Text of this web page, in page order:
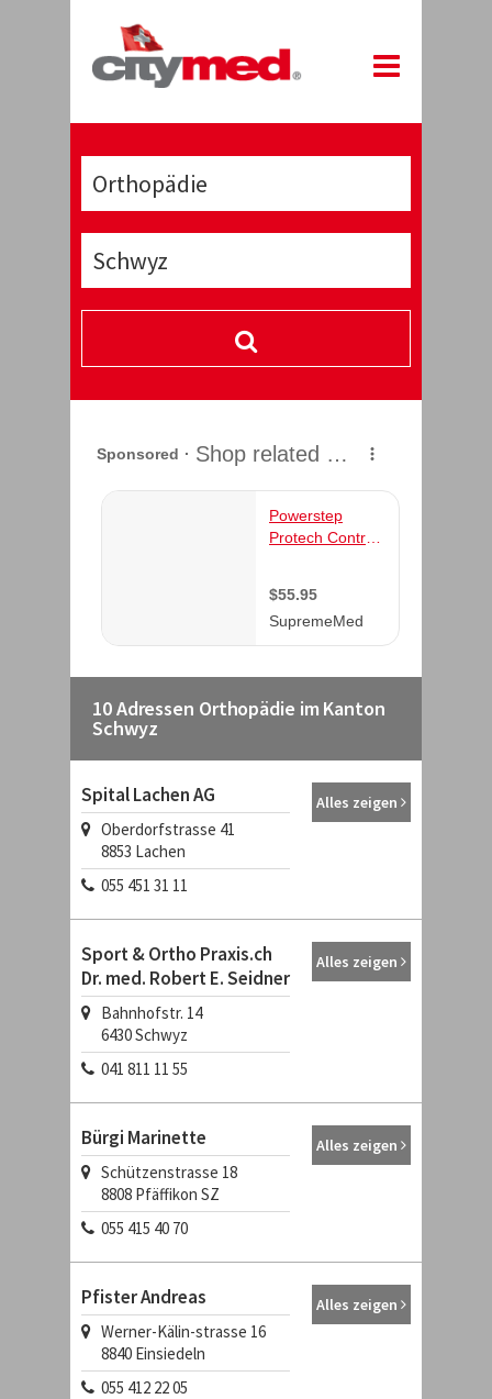
10 Adressen Orthopädie im Kanton
Schwyz
Spital Lachen AG
Oberdorfstrasse 41
8853 Lachen
055 451 31 11
Alles zeigen
Sport & Ortho Praxis.ch
Dr. med. Robert E. Seidner
Bahnhofstr. 14
6430Schwyz
041 811 11 55
Alles zeigen
Bürgi Marinette
Schützenstrasse 18
8808 Pfäffikon SZ
055 415 40 70
Alles zeigen
Pfister Andreas
Werner-Kälin-strasse 16
8840 Einsiedeln
055 412 22 05
Alles zeigen